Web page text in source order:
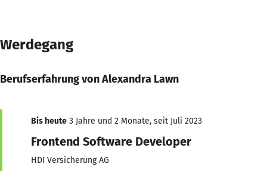
Werdegang
Berufserfahrung von Alexandra Lawn
Bis heute 3 Jahre und 2 Monate, seit Juli 2023
Frontend Software Developer
HDI Versicherung AG